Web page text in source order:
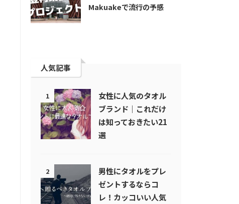
Makuakeで流行の予感
人気記事
1
女性に人気のタオル
ブランド｜これだけ
は知っておきたい21
選
2
男性にタオルをプレ
ゼントするならコ
レ！カッコいい人気